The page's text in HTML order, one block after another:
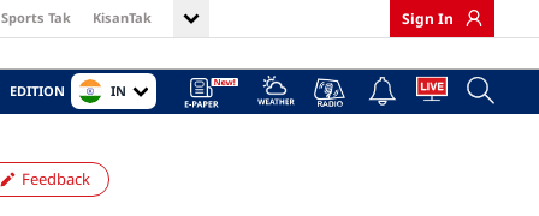
Sports Tak KisanTak Sign In
EDITION IN
Feedback